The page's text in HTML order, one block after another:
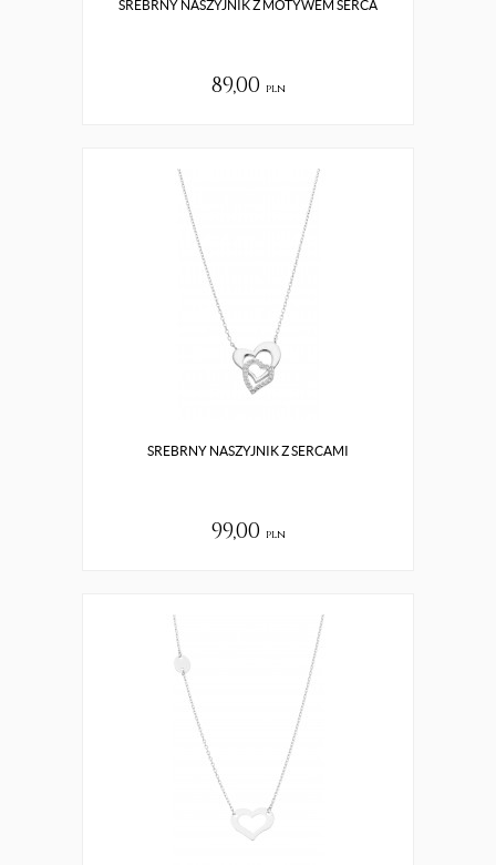
SREBRNY NASZYJNIK Z MOTYWEM SERCA
89,00 pln
SREBRNY NASZYJNIK Z SERCAMI
99,00 pln